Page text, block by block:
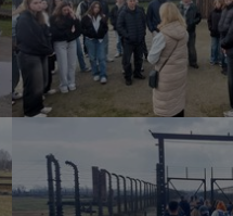
Show larger version